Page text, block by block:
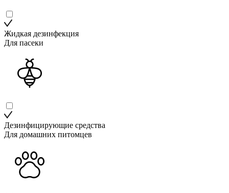
Жидкая дезинфекция
Для пасеки
Дезинфицирующие средства
Для домашних питомцев